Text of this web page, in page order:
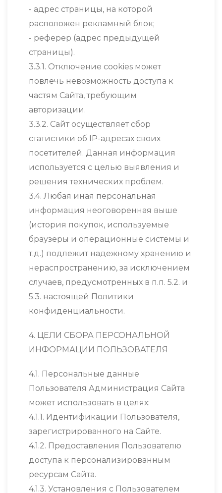
- адрес страницы, на которой
расположен рекламный блок;
- реферер (адрес предыдущей
страницы).
3.3.1. Отключение cookies может
повлечь невозможность доступа к
частям Сайта, требующим
авторизации.
3.3.2. Сайт осуществляет сбор
статистики об IP-адресах своих
посетителей. Данная информация
используется с целью выявления и
решения технических проблем.
3.4. Любая иная персональная
информация неоговоренная выше
(история покупок, используемые
браузеры и операционные системы и
т.д.) подлежит надежному хранению и
нераспространению, за исключением
случаев, предусмотренных в п.п. 5.2. и
5.3. настоящей Политики
конфиденциальности.
4. ЦЕЛИ СБОРА ПЕРСОНАЛЬНОЙ
ИНФОРМАЦИИ ПОЛЬЗОВАТЕЛЯ
4.1. Персональные данные
Пользователя Администрация Сайта
может использовать в целях:
4.1.1. Идентификации Пользователя,
зарегистрированного на Сайте.
4.1.2. Предоставления Пользователю
доступа к персонализированным
ресурсам Сайта.
4.1.3. Установления с Пользователем